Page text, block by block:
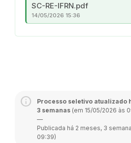
SC-RE-IFRN.pdf
14/05/2026 15:36
Processo seletivo atualizado
3 semanas (em 15/05/2026 às
—
Publicada há 2 meses, 3
09:39)